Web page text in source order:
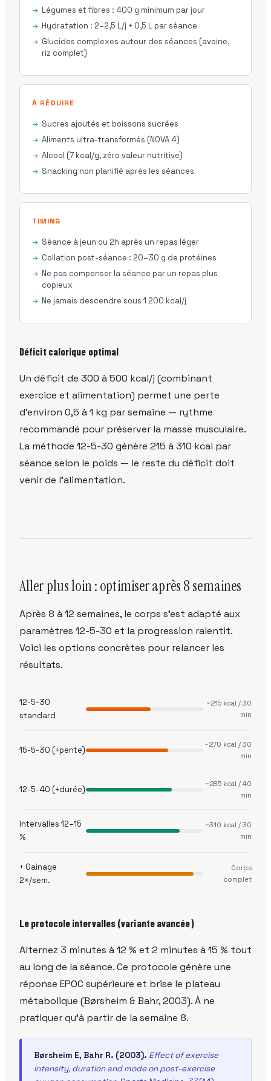
Légumes et fibres : 400 g minimum par jour
Hydratation : 2–2,5 L/j + 0,5 L par séance
Glucides complexes autour des séances (avoine,
riz complet)
À RÉDUIRE
Sucres ajoutés et boissons sucrées
Aliments ultra-transformés (NOVA 4)
Alcool (7 kcal/g, zéro valeur nutritive)
Snacking non planifié après les séances
TIMING
Séance à jeun ou 2h après un repas léger
Collation post-séance : 20–30 g de protéines
Ne pas compenser la séance par un repas plus
copieux
Ne jamais descendre sous 1 200 kcal/j
Déficit calorique optimal
Un déficit de 300 à 500 kcal/j (combinant
exercice et alimentation) permet une perte
d'environ 0,5 à 1 kg par semaine — rythme
recommandé pour préserver la masse musculaire.
La méthode 12-5-30 génère 215 à 310 kcal par
séance selon le poids — le reste du déficit doit
venir de l'alimentation.
Aller plus loin : optimiser après 8 semaines
Après 8 à 12 semaines, le corps s'est adapté aux
paramètres 12-5-30 et la progression ralentit.
Voici les options concrètes pour relancer les
résultats.
12-5-30
standard
~215 kcal / 30
min
15-5-30 (+pente)
~270 kcal / 30
min
12-5-40 (+durée)
~285 kcal / 40
min
Intervalles 12–15
%
~310 kcal / 30
min
+ Gainage
2×/sem.
Corps
complet
Le protocole intervalles (variante avancée)
Alternez 3 minutes à 12 % et 2 minutes à 15 % tout
au long de la séance. Ce protocole génère une
réponse EPOC supérieure et brise le plateau
métabolique (Børsheim & Bahr, 2003). À ne
pratiquer qu'à partir de la semaine 8.
Børsheim E, Bahr R. (2003). Effect of exercise
intensity, duration and mode on post-exercise